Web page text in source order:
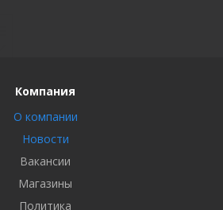
Компания
О компании
Новости
Вакансии
Магазины
Политика